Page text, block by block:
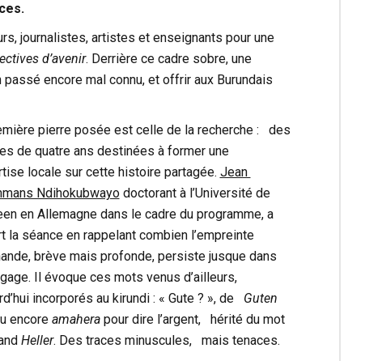
journalistes, artistes et enseignants pour une
d’avenir. Derrière ce cadre sobre, une
encore mal connu, et offrir aux Burundais
pierre posée est celle de la recherche : des
de quatre ans destinées à former une
locale sur cette histoire partagée. Jean
Ndihokubwayodoctorant à l’Université de
en Allemagne dans le cadre du programme, a
la séance en rappelant combien l’empreinte
brève mais profonde, persiste jusque dans
Il évoque ces mots venus d’ailleurs,
incorporés au kirundi : « Gute ? », de Guten
encore amaherapour dire l’argent, hérité du mot
Heller. Des traces minuscules, mais tenaces.